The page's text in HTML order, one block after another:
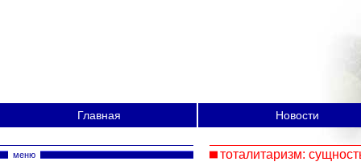
Главная Новости
тоталитаризм:
меню